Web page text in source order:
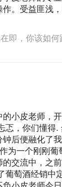
。受益匪浅
即，你该如何
小皮老师，
忑，你们懂得.
后便融化了
为一个刚刚葡
交流中，之
葡萄酒经销中